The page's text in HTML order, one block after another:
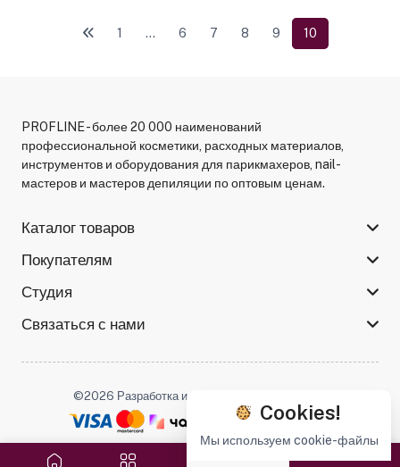
1 ... 6 7 8 9 10
PROFLINE - более 20 000 наименований
профессиональной косметики, расходных материалов,
инструментов и оборудования для парикмахеров, nail-
мастеров и мастеров депиляции по оптовым ценам.
Каталог товаров
Покупателям
Студия
Связаться с нами
©2026 Разработка и поддержка -
Cookies!
Мы используем cookie-файлы